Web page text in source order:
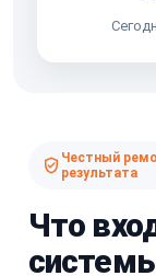
Честный
результата
Что